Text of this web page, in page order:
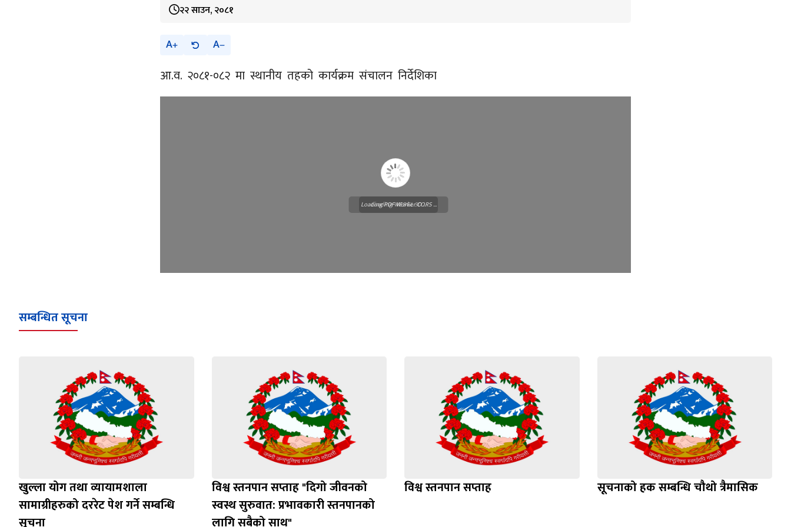
२२ साउन, २०८१
A A
आ.व. २०८१-०८२ मा स्थानीय तहको कार्यक्रम संचालन निर्देशिका
Loading WEBGL 3D ...
Loading PDF Worker CORS ...
सम्बन्धित सूचना
खुल्ला योग तथा व्यायामशाला
सामाग्रीहरुको दररेट पेश गर्ने सम्बन्धि
विश्व स्तनपान सप्ताह "दिगो जीवनको
स्वस्थ सुरुवात: प्रभावकारी स्तनपानको
विश्व स्तनपान सप्ताह सूचनाको हक सम्बन्धि चौथो त्रैमासिक